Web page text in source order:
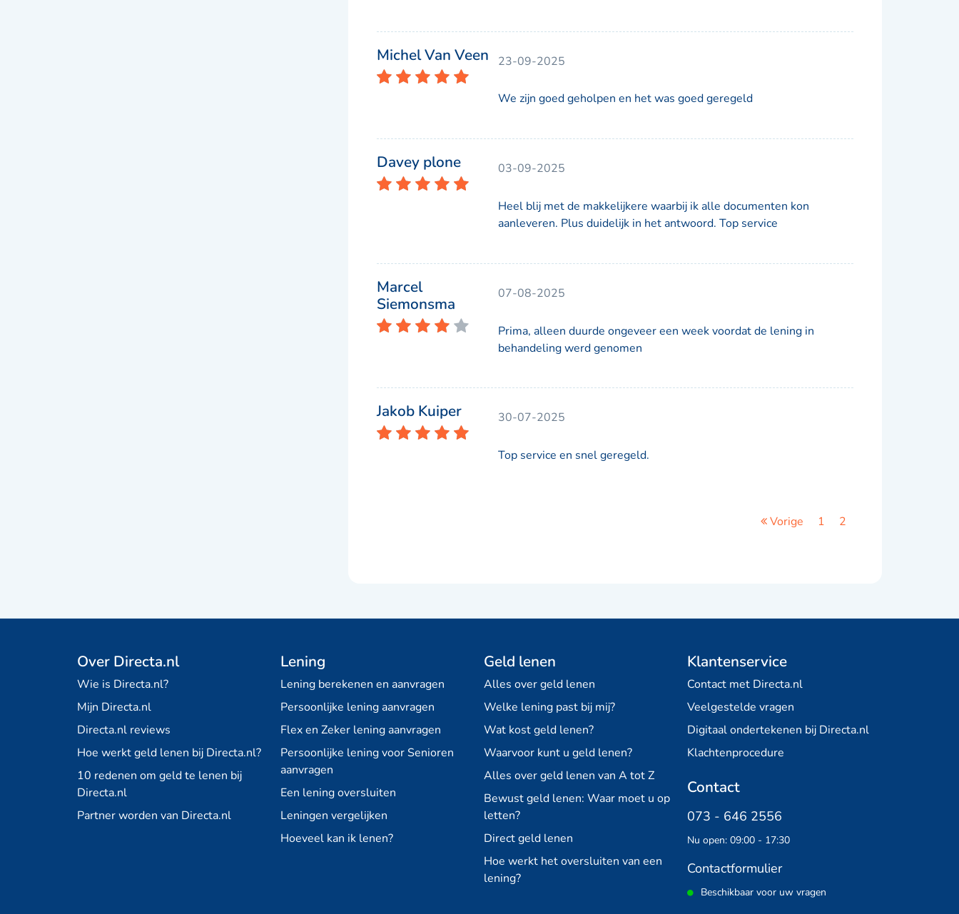
Michel Van Veen 23-09-2025
We zijn goed geholpen en het was goed geregeld
Davey plone 03-09-2025
Heel blij met de makkelijkere waarbij ik alle documenten kon
aanleveren. Plus duidelijk in het antwoord. Top service
Marcel
Siemonsma
07-08-2025
Prima, alleen duurde ongeveer een week voordat de lening in
behandeling werd genomen
Jakob Kuiper 30-07-2025
Top service en snel geregeld.
Vorige 1 2
Over Directa.nl
Wie is Directa.nl?
Mijn Directa.nl
Directa.nl reviews
Hoe werkt geld lenen bij Directa.nl?
10 redenen om geld te lenen bij
Directa.nl
Partner worden van Directa.nl
Lening
Lening berekenen en aanvragen
Persoonlijke lening aanvragen
Flex en Zeker lening aanvragen
Persoonlijke lening voor Senioren
aanvragen
Een lening oversluiten
Leningen vergelijken
Hoeveel kan ik lenen?
Geld lenen
Alles over geld lenen
Welke lening past bij mij?
Wat kost geld lenen?
Waarvoor kunt u geld lenen?
Alles over geld lenen van A tot Z
Bewust geld lenen: Waar moet u op
letten?
Direct geld lenen
Hoe werkt het oversluiten van een
lening?
Klantenservice
Contact met Directa.nl
Veelgestelde vragen
Digitaal ondertekenen bij Directa.nl
Klachtenprocedure
Contact
073 - 646 2556
Nu open: 09:00 - 17:30
Contactformulier
Beschikbaar voor uw vragen